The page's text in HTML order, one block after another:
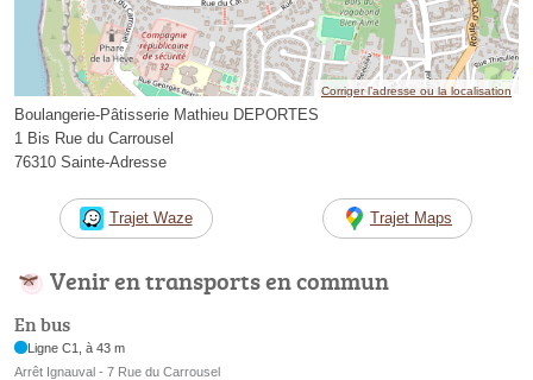
Corriger l’adresse ou la localisation
Boulangerie-Pâtisserie Mathieu DEPORTES
1 Bis Rue du Carrousel
76310 Sainte-Adresse
Trajet Waze Trajet Maps
Venir en transports en commun
En bus
Ligne C1, à 43 m
Arrêt Ignauval - 7 Rue du Carrousel